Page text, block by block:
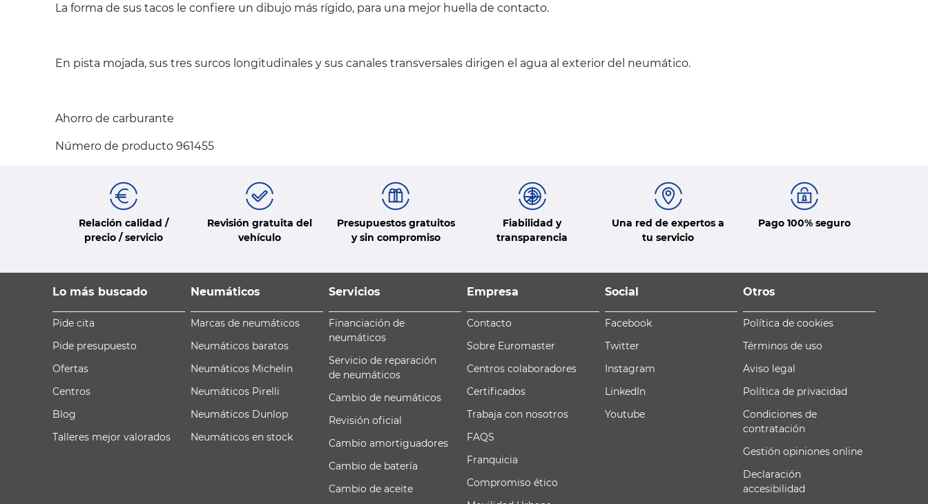
La forma de sus tacos le confiere un dibujo más rígido, para una mejor huella de contacto.
En pista mojada, sus tres surcos longitudinales y sus canales transversales dirigen el agua al exterior del neumático.
Ahorro de carburante
Número de producto 961455
Relación calidad /
precio / servicio
Revisión gratuita del
vehículo
Presupuestos gratuitos
y sin compromiso
Fiabilidad y
transparencia
Una red de expertos a
tu servicio
Pago 100% seguro
Lo más buscado
Pide cita
Pide presupuesto
Ofertas
Centros
Blog
Talleres mejor valorados
Neumáticos
Marcas de neumáticos
Neumáticos baratos
Neumáticos Michelin
Neumáticos Pirelli
Neumáticos Dunlop
Neumáticos en stock
Servicios
Financiación de
neumáticos
Servicio de reparación
de neumáticos
Cambio de neumáticos
Revisión oficial
Cambio amortiguadores
Cambio de batería
Cambio de aceite
Empresa
Contacto
Sobre Euromaster
Centros colaboradores
Certificados
Trabaja con nosotros
FAQS
Franquicia
Compromiso ético
Social
Facebook
Twitter
Instagram
LinkedIn
Youtube
Otros
Política de cookies
Términos de uso
Aviso legal
Política de privacidad
Condiciones de
contratación
Gestión opiniones online
Declaración
accesibilidad